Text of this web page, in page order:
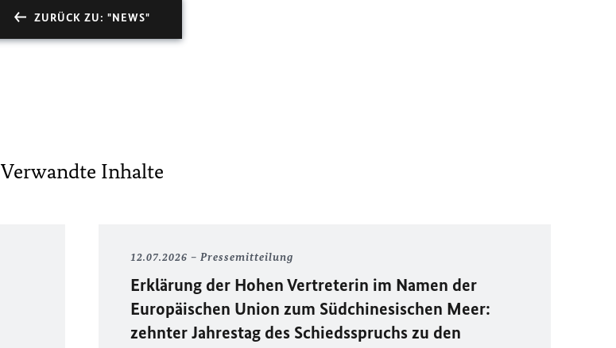
ZURÜCK ZU: "NEWS"
Verwandte Inhalte
12.07.2026 Pressemitteilung
Erklärung der Hohen Vertreterin im Namen der
Europäischen Union zum Südchinesischen Meer:
zehnter Jahrestag des Schiedsspruchs zu den